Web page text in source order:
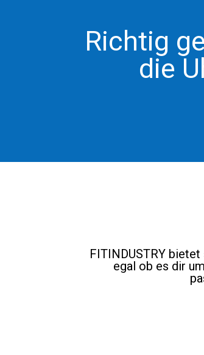
Richtig
die
FITINDUSTRY
egal ob es dir